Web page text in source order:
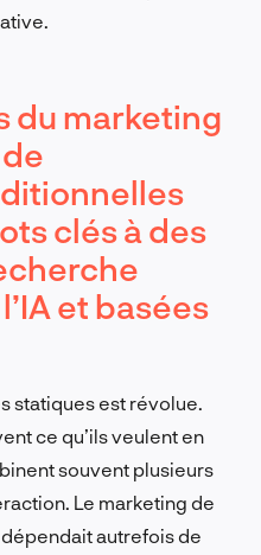
du marketing
clés à des
et basées
statiques est révolue.
ce qu’ils veulent en
souvent plusieurs
Le marketing de
autrefois de